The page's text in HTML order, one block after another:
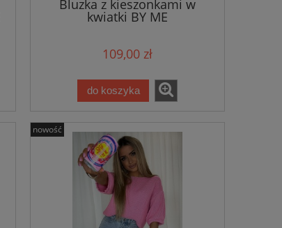
Bluzka z kieszonkami w
kwiatki BY ME
109,00 zł
do koszyka
nowość